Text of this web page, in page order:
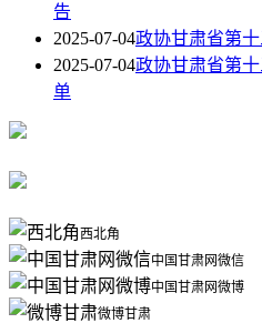
告
2025-07-04政协甘肃省第
2025-07-04政协甘肃省第
单
西北角
中国甘肃网微信
中国甘肃网微博
微博甘肃